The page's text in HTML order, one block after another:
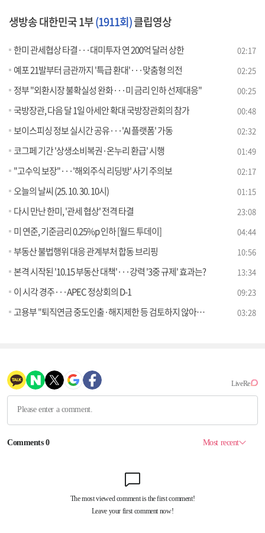
생방송 대한민국 1부(1911회)클립영상
한미 관세협상 타결···대미투자 연 200억 달러 상한 02:17
예포 21발부터 금관까지 '특급 환대'···맞춤형 의전 02:25
정부 "외환시장 불확실성 완화···미 금리 인하 선제대응" 00:25
국방장관, 다음 달 1일 아세안 확대 국방장관회의 참가 00:48
보이스피싱 정보 실시간 공유···'AI 플랫폼' 가동 02:32
코그페 기간 '상생소비복권·온누리 환급' 시행 01:49
"고수익 보장"···'해외주식 리딩방' 사기 주의보 02:17
오늘의 날씨 (25. 10. 30. 10시) 01:15
다시 만난 한미, '관세 협상' 전격 타결 23:08
미 연준, 기준금리 0.25%p 인하 [월드 투데이] 04:44
부동산 불법행위 대응 관계부처 합동 브리핑 10:56
본격 시작된 '10.15 부동산 대책'···강력 '3중 규제' 효과는? 13:34
이 시각 경주···APEC 정상회의 D-1 09:23
고용부 "퇴직연금 중도인출·해지제한 등 검토하지 않아" [정책 바로보기] 03:28